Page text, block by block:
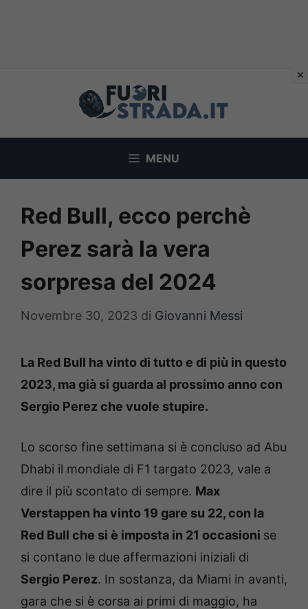
MENU
Red Bull, ecco perchè
Perez sarà la vera
sorpresa del 2024
Novembre 30, 2023 di Giovanni Messi
La Red Bull ha vinto di tutto e di più in questo
2023, ma già si guarda al prossimo anno con
Sergio Perez che vuole stupire.
Lo scorso fine settimana si è concluso ad Abu
Dhabi il mondiale di F1 targato 2023, vale a
dire il più scontato di sempre. Max
Verstappen ha vinto 19 gare su 22, con la
Red Bull che si è imposta in 21 occasioni se
si contano le due affermazioni iniziali di
Sergio Perez. In sostanza, da Miami in avanti,
gara che si è corsa ai primi di maggio, ha